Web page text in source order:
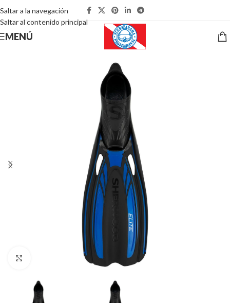
Saltar a la navegación
Saltar al contenido principal
MENÚ
Pulsa para ampliar